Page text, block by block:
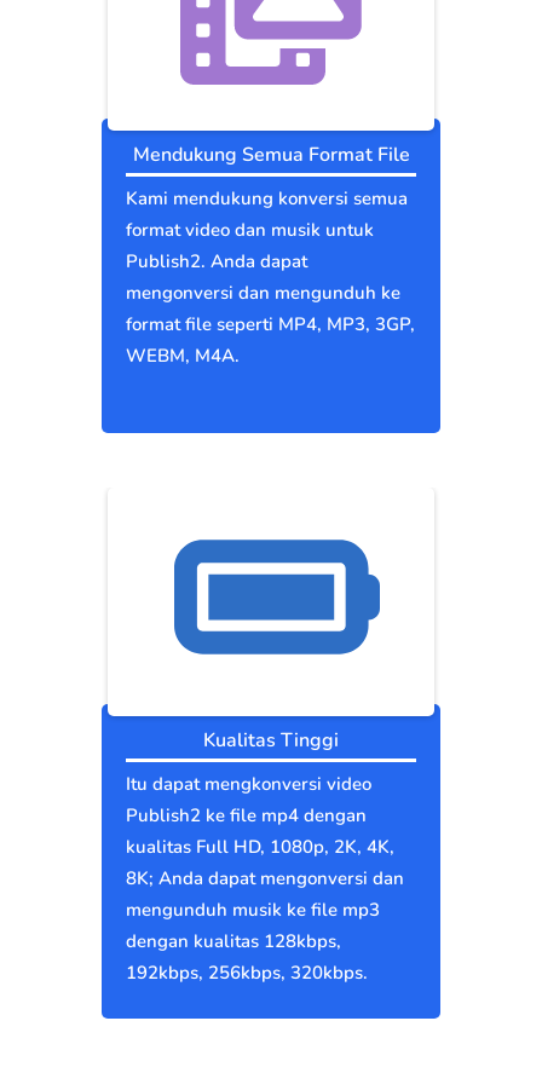
Mendukung Semua Format File
Kami mendukung konversi semua
format video dan musik untuk
Publish2. Anda dapat
mengonversi dan mengunduh ke
format file seperti MP4, MP3, 3GP,
WEBM, M4A.
Kualitas Tinggi
Itu dapat mengkonversi video
Publish2 ke file mp4 dengan
kualitas Full HD, 1080p, 2K, 4K,
8K; Anda dapat mengonversi dan
mengunduh musik ke file mp3
dengan kualitas 128kbps,
192kbps, 256kbps, 320kbps.